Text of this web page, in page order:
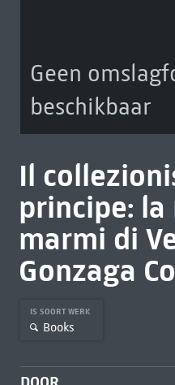
Geen
beschikbaar
Il
principe:
marmi di
Gonzaga
IS SOORT WERK
Books